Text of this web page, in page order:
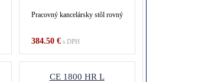
Pracovný kancelársky stôl rovný
384.50 €s DPH
CE 1800 HR L